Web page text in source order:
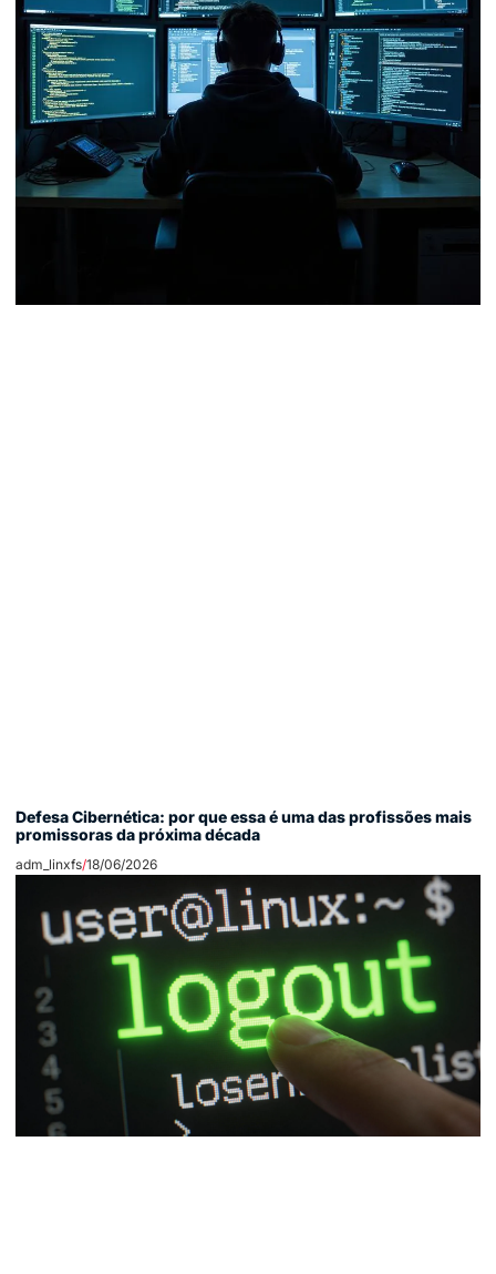
Defesa Cibernética: por que essa é uma das profissões mais
promissoras da próxima década
adm_linxfs 18/06/2026